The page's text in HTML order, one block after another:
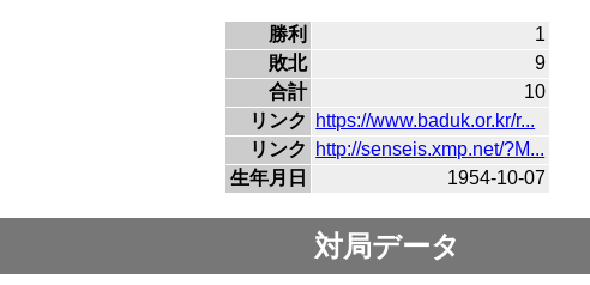
勝利
1
敗北
9
合計
10
リンク
https://www.baduk.or.kr/r...
リンク
http://senseis.xmp.net/?M...
生年月日
1954-10-07
対局データ